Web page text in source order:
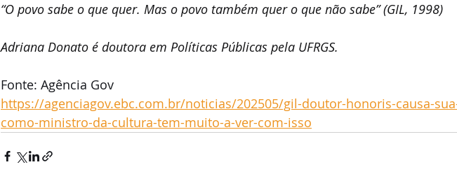
“O povo sabe o que quer. Mas o povo também quer o que não sabe” (GIL, 1998)
Adriana Donato é doutora em Políticas Públicas pela UFRGS.
Fonte: Agência Gov
https://agenciagov.ebc.com.br/noticias/202505/gil-doutor-honoris-causa-
como-ministro-da-cultura-tem-muito-a-ver-com-isso